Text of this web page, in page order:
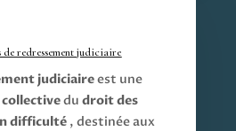
de redressement judiciaire
judiciaireest une
dudroit des
difficulté , destinée aux